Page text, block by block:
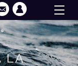
LA